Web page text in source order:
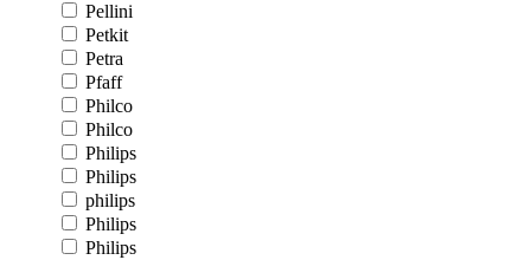
Pellini
Petkit
Petra
Pfaff
Philco
Philco
Philips
Philips
philips
Philips
Philips